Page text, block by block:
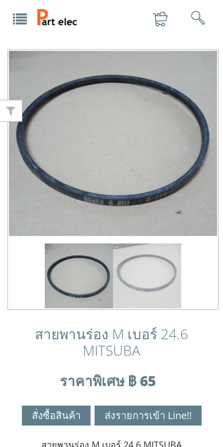
สายพานร่อง M เบอร์ 24.6
MITSUBA
ราคาพิเศษ ฿ 65
สั่งซื้อสินค้า ส่งรายการเข้า Line!!